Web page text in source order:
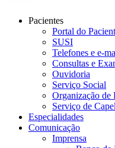
Pacientes
Portal do
SUSI
Telefones e e-
Consultas e
Ouvidoria
Serviço Social
Organização de
Serviço de
Especialidades
Comunicação
Imprensa